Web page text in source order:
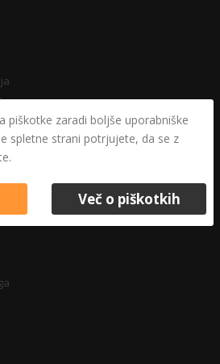
piškotke zaradi boljše uporabniške
spletne strani potrjujete, da se z
Več o piškotkih